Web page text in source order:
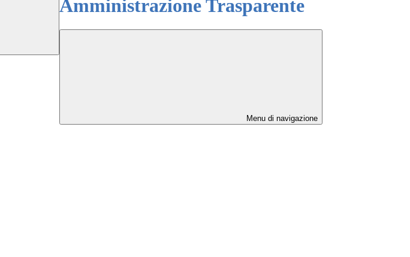
Amministrazione Trasparente
Menu di navigazione